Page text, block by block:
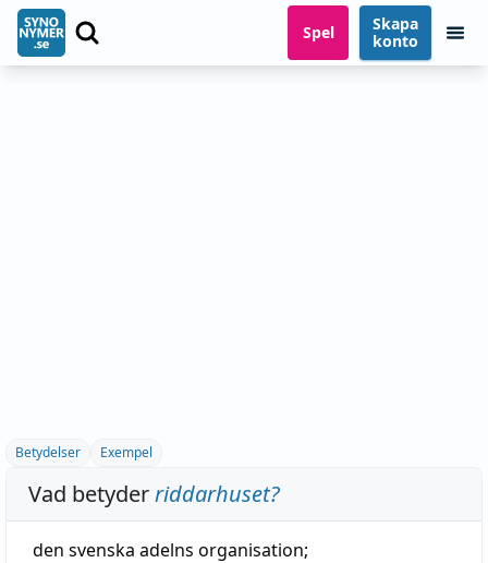
Spel
Skapa
konto
Betydelser Exempel
Vad betyderriddarhuset?
den svenska adelns organisation;